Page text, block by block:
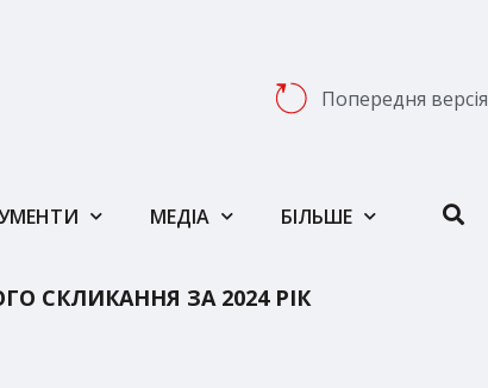
Попередня версія
МЕДІА БІЛЬШЕ
СКЛИКАННЯ ЗА 2024 РІК